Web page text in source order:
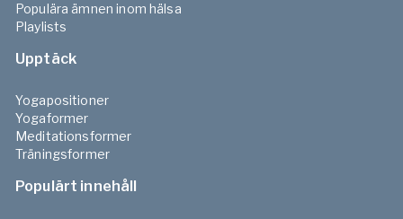
Populära ämnen inom hälsa
Playlists
Upptäck
Yogapositioner
Yogaformer
Meditationsformer
Träningsformer
Populärt innehåll